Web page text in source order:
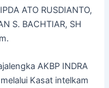
ATO RUSDIANTO,
S. BACHTIAR, SH
AKBP INDRA
Kasat intelkam